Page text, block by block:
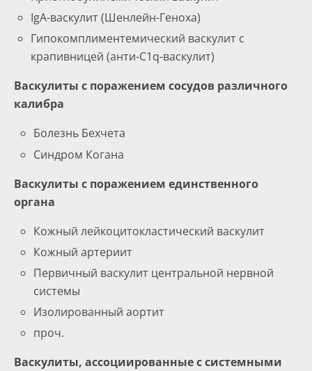
IgA-васкулит (Шенлейн-Геноха)
Гипокомплиментемический васкулит с
крапивницей (анти-C1q-васкулит)
Васкулиты с поражением сосудов различного
калибра
Болезнь Бехчета
Синдром Когана
Васкулиты с поражением единственного
органа
Кожный лейкоцитокластический васкулит
Кожный артериит
Первичный васкулит центральной нервной
системы
Изолированный аортит
проч.
Васкулиты, ассоциированные с системными